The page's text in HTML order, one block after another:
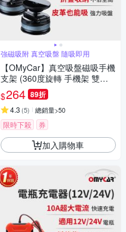
強磁吸附 真空吸盤 隨吸即用
【OMyCar】真空吸盤磁吸手機
支架 (360度旋轉 手機架 雙面
吸附 汽車導航 免充電 迷你便
攜)
$264 89折
4.3 (5) 總銷量>50
限時下殺 券
加入購物車